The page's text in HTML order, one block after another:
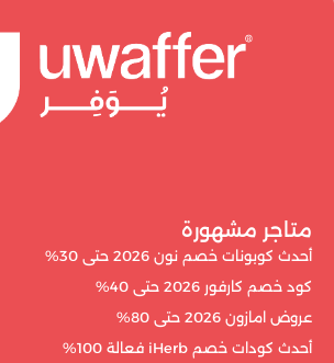
متاجر مشهورة
أحدث كوبونات خصم نون 2026 حتى 30%
كود خصم كارفور 2026 حتى 40%
عروض امازون 2026 حتى 80%
أحدث كودات خصم iHerb فعالة 100%